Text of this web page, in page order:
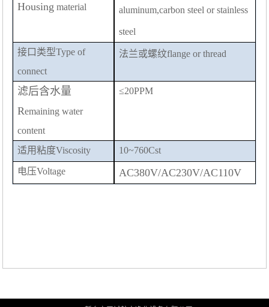
Housing material aluminum,carbon steel or stainless
steel
接口类型Type of
connect
法兰或螺纹flange or thread
滤后含水量
Remaining water
content
≤20PPM
适用粘度Viscosity 10~760Cst
电压Voltage AC380V/AC230V/AC110V